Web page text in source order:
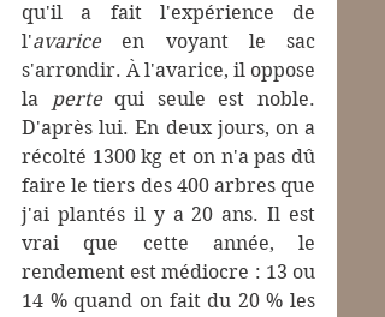
qu'il a fait l'expérience de
l'avarice en voyant le sac
s'arrondir. À l'avarice, il oppose
la perte qui seule est noble.
D'après lui. En deux jours, on a
récolté 1300 kg et on n'a pas dû
faire le tiers des 400 arbres que
j'ai plantés il y a 20 ans. Il est
vrai que cette année, le
rendement est médiocre : 13 ou
14 % quand on fait du 20 % les